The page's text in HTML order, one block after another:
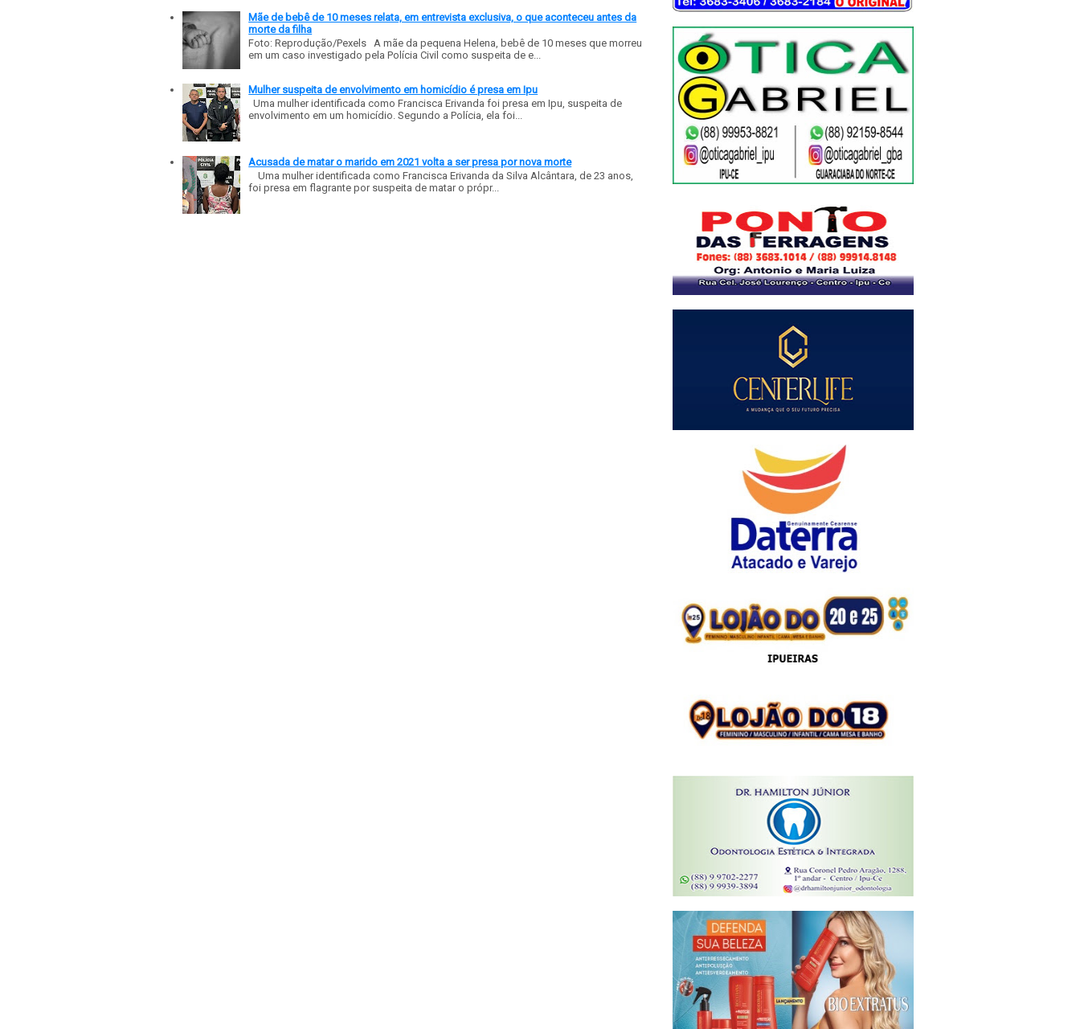
Mãe de bebê de 10 meses relata, em entrevista exclusiva, o que aconteceu antes da
morte da filha
Foto: Reprodução/Pexels A mãe da pequena Helena, bebê de 10 meses que morreu
em um caso investigado pela Polícia Civil como suspeita de e...
Mulher suspeita de envolvimento em homicídio é presa em Ipu
Uma mulher identificada como Francisca Erivanda foi presa em Ipu, suspeita de
envolvimento em um homicídio. Segundo a Polícia, ela foi...
Acusada de matar o marido em 2021 volta a ser presa por nova morte
Uma mulher identificada como Francisca Erivanda da Silva Alcântara, de 23 anos,
foi presa em flagrante por suspeita de matar o própr...